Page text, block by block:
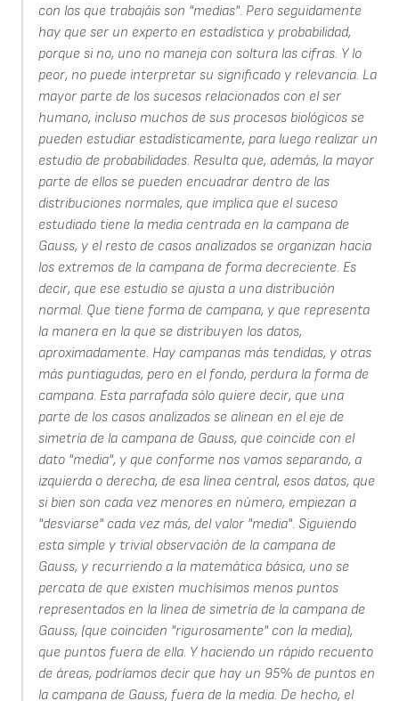
con los que trabajáis son "medias". Pero seguidamente
hay que ser un experto en estadística y probabilidad,
porque si no, uno no maneja con soltura las cifras. Y lo
peor, no puede interpretar su significado y relevancia. La
mayor parte de los sucesos relacionados con el ser
humano, incluso muchos de sus procesos biológicos se
pueden estudiar estadísticamente, para luego realizar un
estudio de probabilidades. Resulta que, además, la mayor
parte de ellos se pueden encuadrar dentro de las
distribuciones normales, que implica que el suceso
estudiado tiene la media centrada en la campana de
Gauss, y el resto de casos analizados se organizan hacia
los extremos de la campana de forma decreciente. Es
decir, que ese estudio se ajusta a una distribución
normal. Que tiene forma de campana, y que representa
la manera en la que se distribuyen los datos,
aproximadamente. Hay campanas más tendidas, y otras
más puntiagudas, pero en el fondo, perdura la forma de
campana. Esta parrafada sólo quiere decir, que una
parte de los casos analizados se alinean en el eje de
simetría de la campana de Gauss, que coincide con el
dato "media", y que conforme nos vamos separando, a
izquierda o derecha, de esa línea central, esos datos, que
si bien son cada vez menores en número, empiezan a
"desviarse" cada vez más, del valor "media". Siguiendo
esta simple y trivial observación de la campana de
Gauss, y recurriendo a la matemática básica, uno se
percata de que existen muchísimos menos puntos
representados en la línea de simetría de la campana de
Gauss, (que coinciden "rigurosamente" con la media),
que puntos fuera de ella. Y haciendo un rápido recuento
de áreas, podríamos decir que hay un 95% de puntos en
la campana de Gauss, fuera de la media. De hecho, el